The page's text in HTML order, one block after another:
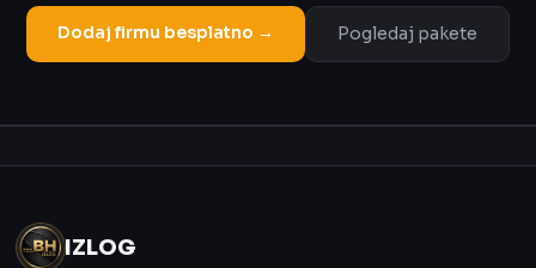
Dodaj firmu besplatno → Pogledaj pakete
IZLOG